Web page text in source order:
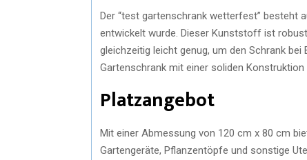
Der “test gartenschrank wetterfest” besteht
entwickelt wurde. Dieser Kunststoff ist
gleichzeitig leicht genug, um den Schrank
Gartenschrank mit einer soliden
Platzangebot
Mit einer Abmessung von 120 cm x 80 cm
Gartengeräte, Pflanzentöpfe und sonstige